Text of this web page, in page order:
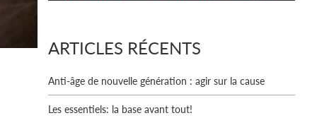
ARTICLES RÉCENTS
Anti-âge de nouvelle génération : agir sur la cause
Les essentiels: la base avant tout!